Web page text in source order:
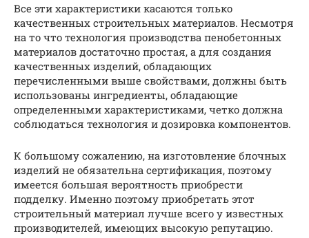
Все эти характеристики касаются только
качественных строительных материалов. Несмотря
на то что технология производства пенобетонных
материалов достаточно простая, а для создания
качественных изделий, обладающих
перечисленными выше свойствами, должны быть
использованы ингредиенты, обладающие
определенными характеристиками, четко должна
соблюдаться технология и дозировка компонентов.
К большому сожалению, на изготовление блочных
изделий не обязательна сертификация, поэтому
имеется большая вероятность приобрести
подделку. Именно поэтому приобретать этот
строительный материал лучше всего у известных
производителей, имеющих высокую репутацию.